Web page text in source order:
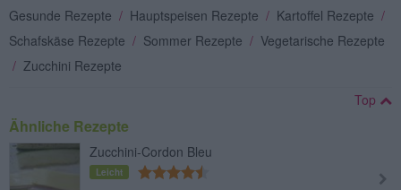
Gesunde Rezepte / Hauptspeisen Rezepte / Kartoffel Rezepte /
Schafskäse Rezepte / Sommer Rezepte / Vegetarische Rezepte
/ Zucchini Rezepte
Top
Ähnliche Rezepte
Zucchini-Cordon Bleu
Leicht